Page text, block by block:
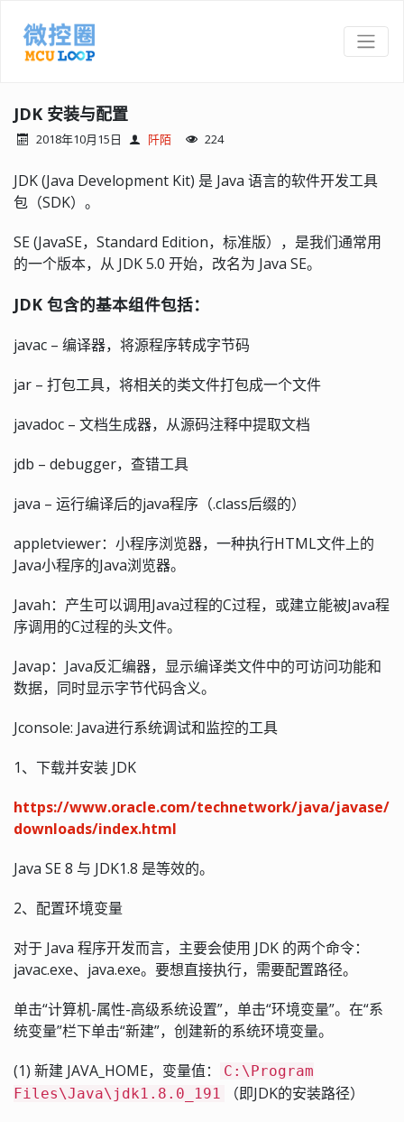
JDK 安装与配置
2018年10月15日 阡陌 224
JDK (Java Development Kit) 是 Java 语言的软件开发工具
包（SDK）。
SE (JavaSE，Standard Edition，标准版），是我们通常用
的一个版本，从 JDK 5.0 开始，改名为 Java SE。
JDK 包含的基本组件包括：
javac – 编译器，将源程序转成字节码
jar – 打包工具，将相关的类文件打包成一个文件
javadoc – 文档生成器，从源码注释中提取文档
jdb – debugger，查错工具
java – 运行编译后的java程序（.class后缀的）
appletviewer：小程序浏览器，一种执行HTML文件上的
Java小程序的Java浏览器。
Javah：产生可以调用Java过程的C过程，或建立能被Java程
序调用的C过程的头文件。
Javap：Java反汇编器，显示编译类文件中的可访问功能和
数据，同时显示字节代码含义。
Jconsole: Java进行系统调试和监控的工具
1、下载并安装 JDK
https://www.oracle.com/technetwork/java/javase/
downloads/index.html
Java SE 8 与 JDK1.8 是等效的。
2、配置环境变量
对于 Java 程序开发而言，主要会使用 JDK 的两个命令：
javac.exe、java.exe。要想直接执行，需要配置路径。
单击“计算机-属性-高级系统设置”，单击“环境变量”。在“系
统变量”栏下单击“新建”，创建新的系统环境变量。
(1) 新建 JAVA_HOME，变量值：
C:\Program
Files\Java\jdk1.8.0_191
（即JDK的安装路径）